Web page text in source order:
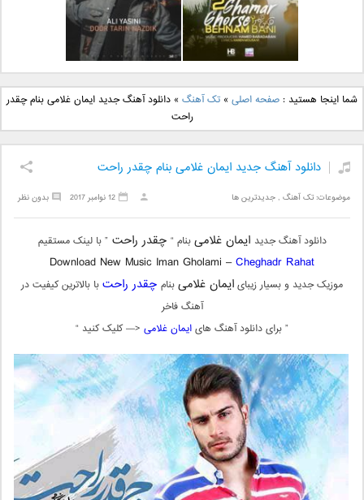
دانلود آهنگ جدید بهنام
بانی بنام قرص قمر 2
دانلود آهنگ جدید علی
یاسینی بنام دورترین نزدیک
شما اینجا هستید :صفحه اصلی »تک آهنگ »دانلود آهنگ جدید ایمان غلامی بنام چقدر
راحت
دانلود آهنگ جدید ایمان غلامی بنام چقدر راحت
موضوعات:تک آهنگ ,جدیدترین ها بدون نظر 12 نوامبر 2017
دانلود آهنگ جدید ایمان غلامیبنام “ چقدر راحت” با لینک مستقیم
Download New Music Iman Gholami –Cheghadr Rahat
موزیک جدید و بسیار زیبایایمان غلامیبنام چقدر راحتبا بالاترین کیفیت در
آهنگ فاخر
” برای دانلود آهنگ هایایمان غلامی <— کلیک کنید “